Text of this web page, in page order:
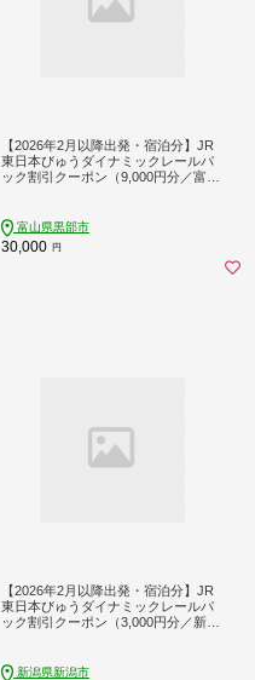
【2026年2月以降出発・宿泊分】JR
東日本びゅうダイナミックレールパ
ック割引クーポン（9,000円分／富山
富山県黒部市
30,000 円
【2026年2月以降出発・宿泊分】JR
東日本びゅうダイナミックレールパ
ック割引クーポン（3,000円分／新潟
新潟県新潟市